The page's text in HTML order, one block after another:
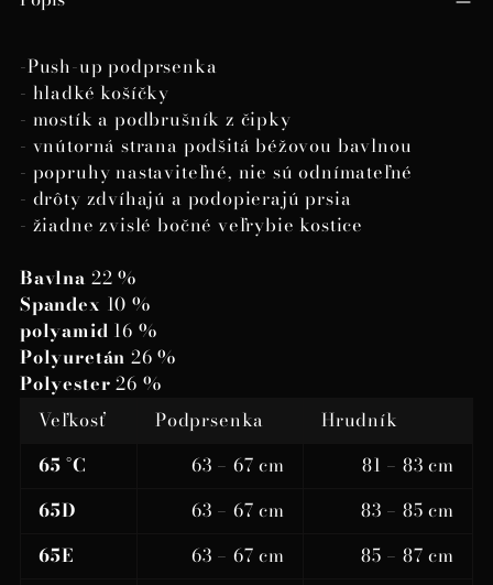
košíka
-Push-up podprsenka
- hladké košíčky
- mostík a podbrušník z čipky
- vnútorná strana podšitá béžovou bavlnou
- popruhy nastaviteľné, nie sú odnímateľné
- drôty zdvíhajú a podopierajú prsia
- žiadne zvislé bočné veľrybie kostice
Bavlna22 %
Spandex 10 %
polyamid 16 %
Polyuretán 26 %
Polyester 26 %
Veľkosť
Podprsenka
Hrudník
65 °C
63 – 67 cm
81 – 83 cm
65D
63 – 67 cm
83 – 85 cm
65E
63 – 67 cm
85 – 87 cm